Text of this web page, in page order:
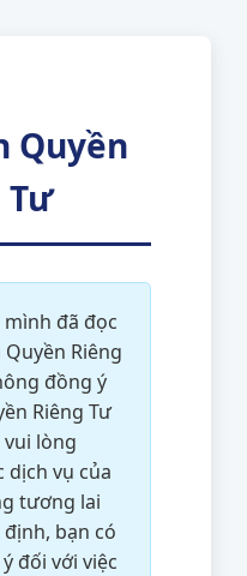
Quyền
Tư
đã đọc
Riêng
đồng ý
Riêng Tư
vui lòng
dịch vụ của
tương lai
bạn có
đối với việc